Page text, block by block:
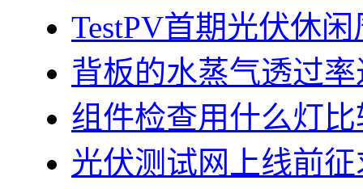
TestPV首期光伏休
背板的水蒸气透过
组件检查用什么灯
光伏测试网上线前